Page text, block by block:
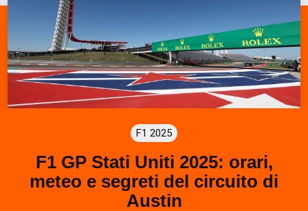
F1 2025
F1 GP Stati Uniti 2025: orari,
meteo e segreti del circuito di
Austin